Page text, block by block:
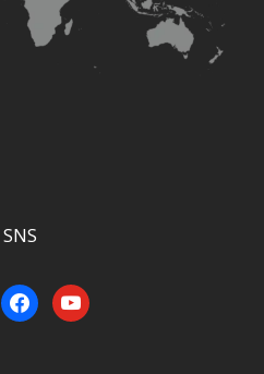
SNS
facebook
youtube